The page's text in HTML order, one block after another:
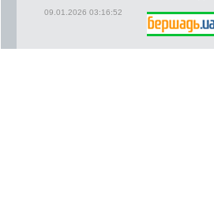
09.01.2026 03:16:52